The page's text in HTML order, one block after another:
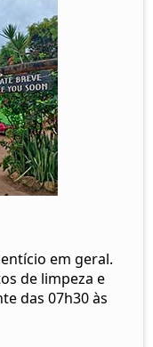
em geral.
de limpeza e
das 07h30 às